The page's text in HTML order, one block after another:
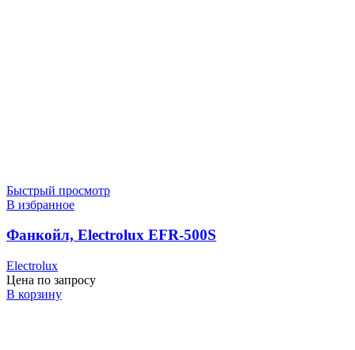
Быстрый просмотр
В избранное
Фанкойл, Electrolux EFR-500S
Electrolux
Цена по запросу
В корзину